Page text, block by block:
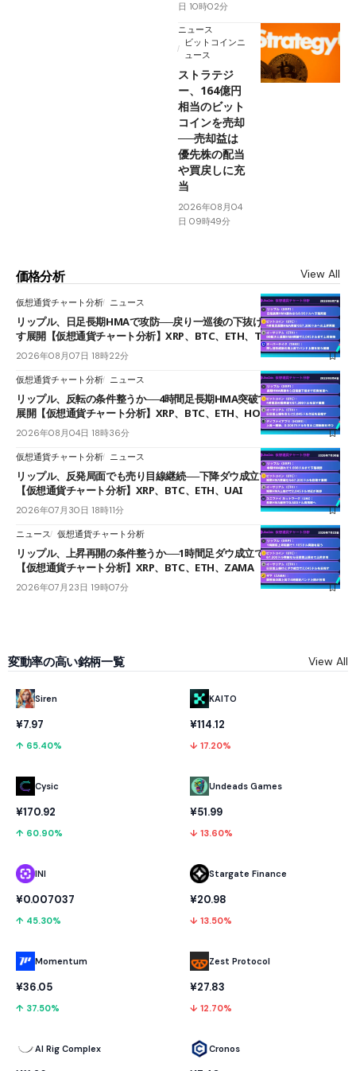
日 10時02分
ニュース
ビットコインニ
ュース
ストラテジ
ー、164億円
相当のビット
コインを売却
──売却益は
優先株の配当
や買戻しに充
当
2026年08月04
日 09時49分
価格分析 View All
仮想通貨チャート分析 ニュース
リップル、日足長期HMAで攻防──戻り一巡後の下抜けで0.95ドルを試
す展開【仮想通貨チャート分析】XRP、BTC、ETH、TAKE
2026年08月07日 18時22分
仮想通貨チャート分析 ニュース
リップル、反転の条件整うか──4時間足長期HMA突破で雲下端を目指す
展開【仮想通貨チャート分析】XRP、BTC、ETH、HOME
2026年08月04日 18時36分
仮想通貨チャート分析 ニュース
リップル、反発局面でも売り目線継続──下降ダウ成立で下値追う展開
【仮想通貨チャート分析】XRP、BTC、ETH、UAI
2026年07月30日 18時11分
ニュース 仮想通貨チャート分析
リップル、上昇再開の条件整うか──1時間足ダウ成立で1.185ドルを狙う
【仮想通貨チャート分析】XRP、BTC、ETH、ZAMA
2026年07月23日 19時07分
変動率の高い銘柄一覧 View All
Siren
¥7.97
↑ 65.40%
Cysic
¥170.92
↑ 60.90%
INI
¥0.007037
↑ 45.30%
Momentum
¥36.05
↑ 37.50%
AI Rig Complex
KAITO
¥114.12
↓ 17.20%
Undeads Games
¥51.99
↓ 13.60%
Stargate Finance
¥20.98
↓ 13.50%
Zest Protocol
¥27.83
↓ 12.70%
Cronos